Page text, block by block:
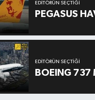
EDITÖRÜN SEÇTIĞI
PEGASUS
EDITÖRÜN SEÇTIĞI
BOEING 737